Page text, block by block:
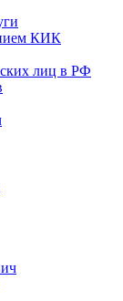
КИК
лиц в РФ